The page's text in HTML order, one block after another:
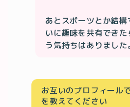
あとスポーツとか結
いに趣味を共有でき
う気持ちはありました
お互いのプロフィール
を教えてください